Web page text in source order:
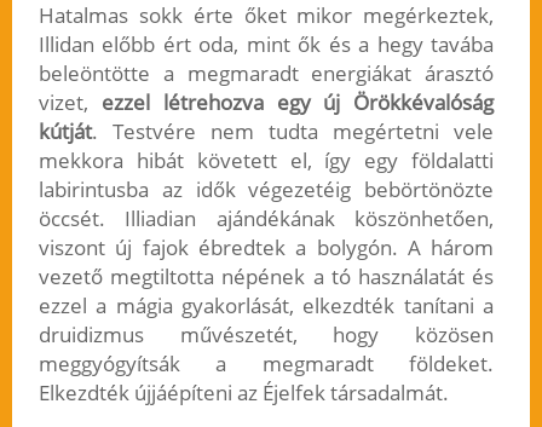
Hatalmas sokk érte őket mikor megérkeztek,
Illidan előbb ért oda, mint ők és a hegy tavába
beleöntötte a megmaradt energiákat árasztó
vizet, ezzel létrehozva egy új Örökkévalóság
kútját. Testvére nem tudta megértetni vele
mekkora hibát követett el, így egy földalatti
labirintusba az idők végezetéig bebörtönözte
öccsét. Illiadian ajándékának köszönhetően,
viszont új fajok ébredtek a bolygón. A három
vezető megtiltotta népének a tó használatát és
ezzel a mágia gyakorlását, elkezdték tanítani a
druidizmus művészetét, hogy közösen
meggyógyítsák a megmaradt földeket.
Elkezdték újjáépíteni az Éjelfek társadalmát.